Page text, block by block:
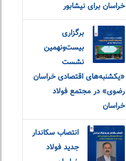
خراسان برای نیشابور
برگزاری
بیست‌ونهمین
نشست
«یکشنبه‌های اقتصادی خراسان
رضوی» در مجتمع فولاد
خراسان
انتصاب سکاندار
جدید فولاد